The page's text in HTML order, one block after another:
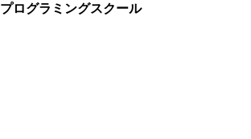
プログラミングスクール